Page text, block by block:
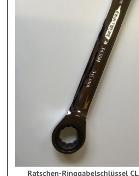
Ratschen-Ringgabelschlüssel